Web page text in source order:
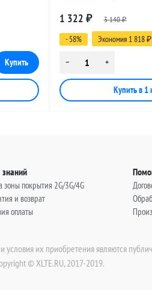
11 метров
1 322 ₽ 3 140₽
- 58% Экономия 1 818 ₽
знаний
зоны покрытия 2G/3G/4G
и возврат
оплаты
условия их приобретения являются
© XLTE.RU, 2017-2019.